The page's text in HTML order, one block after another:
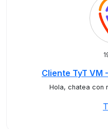
Cliente TyT VM
Hola, chatea con